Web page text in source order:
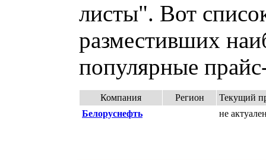
листы". Вот
разместивших
популярные
Компания Регион
Текущий
Белоруснефть
не